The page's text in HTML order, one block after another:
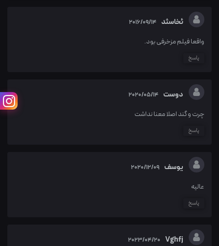
ئخاسثد 2016/09/14
واقعا فیلم مزخرفی بود.
پاسخ
دوست 2020/05/14
چرت و گند اصلا معنا نداشت
پاسخ
یوسف 2020/12/09
عالیه
پاسخ
Vghfj
2023/04/20